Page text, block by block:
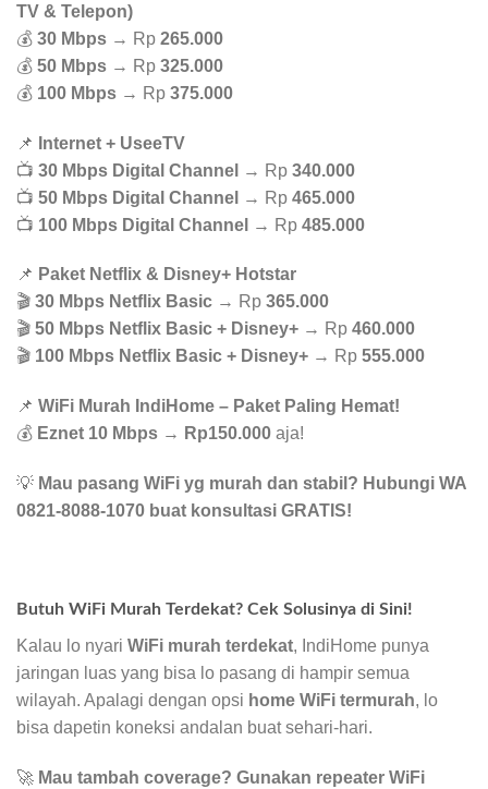
TV & Telepon)
💰 30 Mbps → Rp 265.000
💰 50 Mbps → Rp 325.000
💰 100 Mbps → Rp 375.000
📌
Internet + UseeTV
📺 30 Mbps Digital Channel → Rp 340.000
📺 50 Mbps Digital Channel → Rp 465.000
📺 100 Mbps Digital Channel → Rp 485.000
📌 Paket Netflix & Disney+ Hotstar
🎬 30 Mbps Netflix Basic → Rp 365.000
🎬 50 Mbps Netflix Basic + Disney+ → Rp 460.000
🎬 100 Mbps Netflix Basic + Disney+ → Rp 555.000
📌 WiFi Murah IndiHome – Paket Paling Hemat!
💰 Eznet 10 Mbps → Rp150.000 aja!
💡 Mau pasang WiFi yg murah dan stabil? Hubungi WA
0821-8088-1070 buat konsultasi GRATIS!
Butuh WiFi Murah Terdekat? Cek Solusinya di Sini!
Kalau lo nyari WiFi murah terdekat, IndiHome punya
jaringan luas yang bisa lo pasang di hampir semua
wilayah. Apalagi dengan opsi home WiFi termurah, lo
bisa dapetin koneksi andalan buat sehari-hari.
🚀 Mau tambah coverage? Gunakan repeater WiFi